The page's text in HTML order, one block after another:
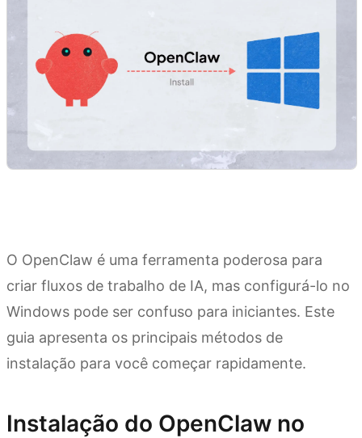
O OpenClaw é uma ferramenta poderosa para
criar fluxos de trabalho de IA, mas configurá-lo no
Windows pode ser confuso para iniciantes. Este
guia apresenta os principais métodos de
instalação para você começar rapidamente.
Instalação do OpenClaw no